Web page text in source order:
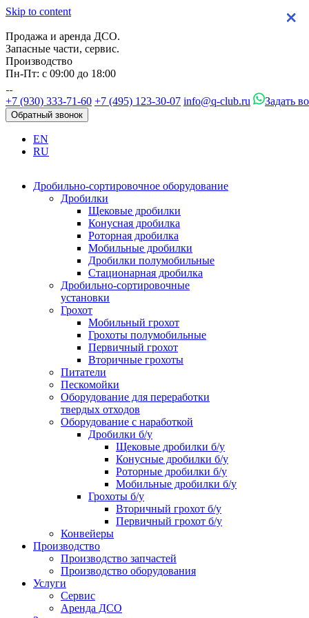
Skip to content
Продажа и аренда ДСО.
Запасные части, сервис.
Производство
Пн-Пт: с 09:00 до 18:00
+7 (930) 333-71-60 +7 (495) 123-30-07 info@q-club.ru Задать
Обратный звонок
EN
RU
Дробильно-сортировочное оборудование
Дробилки
Щековые дробилки
Конусная дробилка
Роторная дробилка
Мобильные дробилки
Дробилки полумобильные
Стационарная дробилка
Дробильно-сортировочные
установки
Грохот
Мобильный грохот
Грохоты полумобильные
Первичный грохот
Вторичные грохоты
Питатели
Пескомойки
Оборудование для переработки
твердых отходов
Оборудование с наработкой
Дробилки б/у
Щековые дробилки б/у
Конусные дробилки б/у
Роторные дробилки б/у
Мобильные дробилки б/у
Грохоты б/у
Вторичный грохот б/у
Первичный грохот б/у
Конвейеры
Производство
Производство запчастей
Производство оборудования
Услуги
Сервис
Аренда ДСО
×
×
×
×